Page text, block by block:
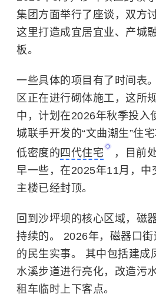
集团方面举行了座谈，双方
这里打造成宜居宜业、产城
板。
一些具体的项目有了时间表
区正在进行砌体施工，这所
中，计划在2026年秋季投入
城联手开发的“文曲潮生”住
低密度的 四代住宅
，目前
早一些，在2025年11月，中
主楼已经封顶。
回到沙坪坝的核心区域，磁
持续的。 2026年，磁器口
的民生实事。 其中包括建成
水溪步道进行亮化，改造污
租车临时上下客点。